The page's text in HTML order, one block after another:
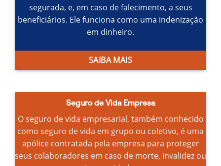
segurada, e, em caso de falecimento, a seus
beneficiários. Ele funciona como uma indenização
em dinheiro.
SAIBA MAIS
Seguro de Vida Empresa
O seguro de vida empresarial, também conhecido
como seguro de vida em grupo ou coletivo, é uma
apólice contratada pela empresa para proteger
seus colaboradores em caso de morte, invalidez ou